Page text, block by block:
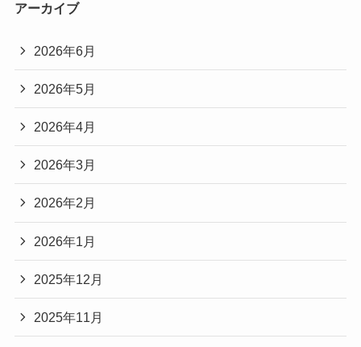
アーカイブ
2026年6月
2026年5月
2026年4月
2026年3月
2026年2月
2026年1月
2025年12月
2025年11月